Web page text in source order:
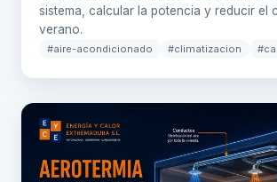
sistema, calcular la potencia y reducir el
verano.
#aire-acondicionado #climatizacion